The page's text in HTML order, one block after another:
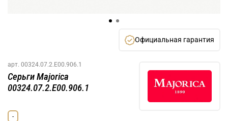
Официальная гарантия
арт. 00324.07.2.E00.906.1
Серьги Majorica
00324.07.2.E00.906.1
-